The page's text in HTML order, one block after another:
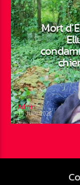
Mort
Admin
19 JUIN 2026